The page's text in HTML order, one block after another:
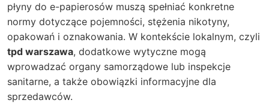
płyny do e-papierosów muszą spełniać konkretne
normy dotyczące pojemności, stężenia nikotyny,
opakowań i oznakowania. W kontekście lokalnym, czyli
tpd warszawa, dodatkowe wytyczne mogą
wprowadzać organy samorządowe lub inspekcje
sanitarne, a także obowiązki informacyjne dla
sprzedawców.